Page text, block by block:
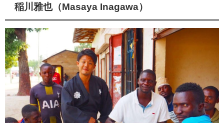
稲川雅也（Masaya Inagawa）